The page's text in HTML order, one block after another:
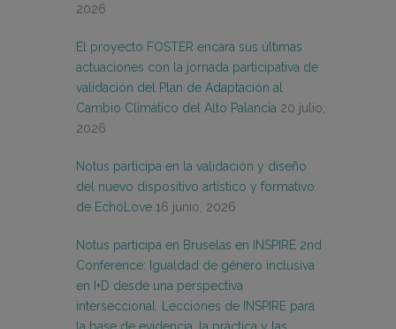
2026
El proyecto FOSTER encara sus últimas
actuaciones con la jornada participativa de
validación del Plan de Adaptación al
Cambio Climático del Alto Palancia 20 julio,
2026
Notus participa en la validación y diseño
del nuevo dispositivo artístico y formativo
de EchoLove 16 junio, 2026
Notus participa en Bruselas en INSPIRE 2nd
Conference: Igualdad de género inclusiva
en I+D desde una perspectiva
interseccional. Lecciones de INSPIRE para
la base de evidencia, la práctica y las